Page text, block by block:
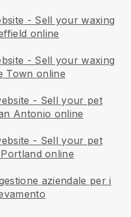
- Sell your waxing
online
- Sell your waxing
Town online
- Sell your pet
Antonio online
- Sell your pet
online
aziendale per i